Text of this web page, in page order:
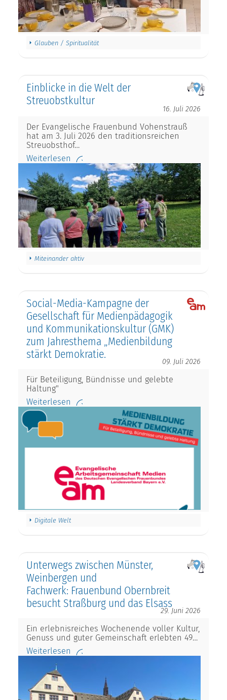
Glauben / Spiritualität
Einblicke in die Welt der
Streuobstkultur
16. Juli 2026
Der Evangelische Frauenbund Vohenstrauß
hat am 3. Juli 2026 den traditionsreichen
Streuobsthof…
Weiterlesen
Miteinander aktiv
Social-Media-Kampagne der
Gesellschaft für Medienpädagogik
und Kommunikationskultur (GMK)
zum Jahresthema „Medienbildung
stärkt Demokratie.
09. Juli 2026
Für Beteiligung, Bündnisse und gelebte
Haltung"
Weiterlesen
Digitale Welt
Unterwegs zwischen Münster,
Weinbergen und
Fachwerk: Frauenbund Obernbreit
besucht Straßburg und das Elsass
29. Juni 2026
Ein erlebnisreiches Wochenende voller Kultur,
Genuss und guter Gemeinschaft erlebten 49…
Weiterlesen